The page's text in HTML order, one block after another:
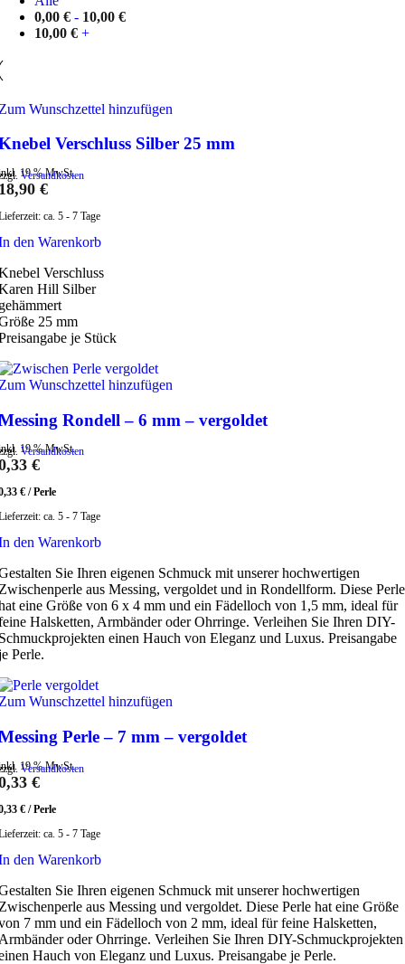
0,00 € - 10,00 €
10,00 € +
Wunschzettel hinzufügen
Verschluss Silber 25 mm
19 % MwSt.
Versandkosten
€
ca. 5 - 7 Tage
den Warenkorb
Verschluss
Hill Silber
25 mm
je Stück
Wunschzettel hinzufügen
Rondell – 6 mm – vergoldet
19 % MwSt.
Versandkosten
€
€ /Perle
ca. 5 - 7 Tage
den Warenkorb
Sie Ihren eigenen Schmuck mit unserer hochwertigen
aus Messing, vergoldet und in Rondellform. Diese Perle
eine Größe von 6 x 4 mm und ein Fädelloch von 1,5 mm, ideal für
Halsketten, Armbänder oder Ohrringe. Verleihen Sie Ihren DIY-
einen Hauch von Eleganz und Luxus. Preisangabe
Perle.
Wunschzettel hinzufügen
Perle – 7 mm – vergoldet
19 % MwSt.
Versandkosten
€
€ /Perle
ca. 5 - 7 Tage
den Warenkorb
Sie Ihren eigenen Schmuck mit unserer hochwertigen
aus Messing und vergoldet. Diese Perle hat eine Größe
7 mm und ein Fädelloch von 2 mm, ideal für feine Halsketten,
oder Ohrringe. Verleihen Sie Ihren DIY-Schmuckprojekten
Hauch von Eleganz und Luxus. Preisangabe je Perle.